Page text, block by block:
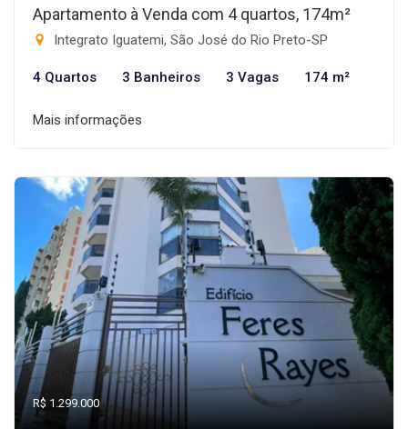
Apartamento à Venda com 4 quartos, 174m²
Integrato Iguatemi, São José do Rio Preto-SP
4 Quartos 3 Banheiros 3 Vagas 174 m²
Mais informações
R$ 1.299.000